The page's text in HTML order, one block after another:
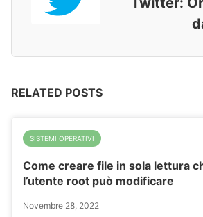
RELATED POSTS
SISTEMI OPERATIVI
Come creare file in sola lettura
l’utente root può modificare
Novembre 28, 2022